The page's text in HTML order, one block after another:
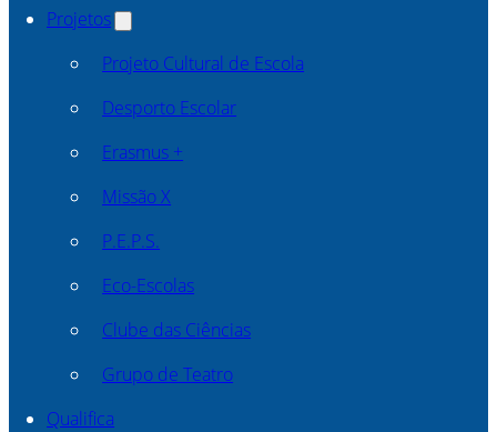
Projetos
Projeto Cultural de Escola
Desporto Escolar
Erasmus +
Missão X
P.E.P.S.
Eco-Escolas
Clube das Ciências
Grupo de Teatro
Qualifica